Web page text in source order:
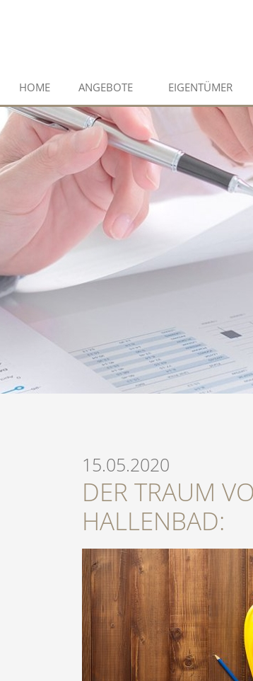
HOME ANGEBOTE EIGENTÜMER
15.05.2020
DER TRAUM
HALLENBAD: